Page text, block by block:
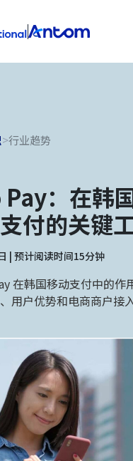
>行业趋势
：在韩
付的关键
| 预计阅读时间15分钟
在韩国移动支付中的作
用户优势和电商商户接